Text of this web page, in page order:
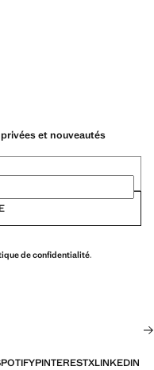
et nouveautés
de confidentialité.
PINTERESTXLINKEDIN